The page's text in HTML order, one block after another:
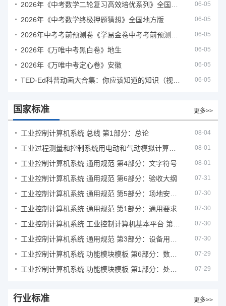
06-05
2026年《中考数学终极押题猜想》全国地方版 06-05
06-05
2026年《万唯中考黑白卷》地生 06-05
2026年《万唯中考定心卷》安徽 06-05
06-05
国家标准 更多>>
工业控制计算机系统 总线 第1部分：总论 08-04
08-01
工业控制计算机系统 通用规范 第4部分：文字符号 08-01
工业控制计算机系统 通用规范 第6部分：验收大纲 07-31
07-30
工业控制计算机系统 通用规范 第1部分：通用要求 07-30
07-30
07-30
07-29
07-29
行业标准 更多>>